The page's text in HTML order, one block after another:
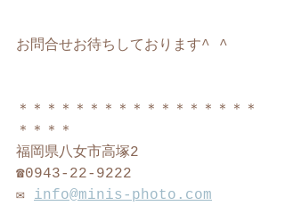
お問合せお待ちしております^ ^
＊＊＊＊＊＊＊＊＊＊＊＊＊＊＊＊＊
＊＊＊＊
福岡県八女市高塚2
☎︎0943-22-9222
✉️ info@minis-photo.com